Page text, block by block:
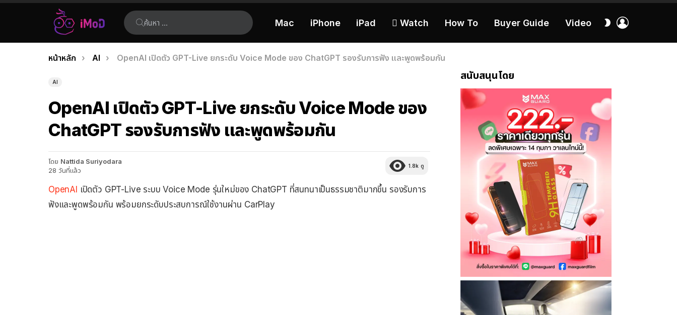
ค้นหา:
Mac iPhone iPad  Watch How To Buyer Guide Video
สลับ
เรื่อง
ล่าสุด
คุณอยู่ที่นี่:
หน้าหลัก AI OpenAI เปิดตัว GPT-Live ยกระดับ Voice Mode ของ ChatGPT รองรับการฟัง และพูดพร้อมกัน
AI
OpenAI เปิดตัว GPT-Live ยกระดับ Voice Mode ของ
ChatGPT รองรับการฟัง และพูดพร้อมกัน
โดย Nattida Suriyodara
28 วันที่แล้ว
1.8k ดู
OpenAI เปิดตัว GPT-Live ระบบ Voice Mode รุ่นใหม่ของ ChatGPT ที่สนทนาเป็นธรรมชาติมากขึ้น รองรับการ
ฟังและพูดพร้อมกัน พร้อมยกระดับประสบการณ์ใช้งานผ่าน CarPlay
สนับสนุนโดย